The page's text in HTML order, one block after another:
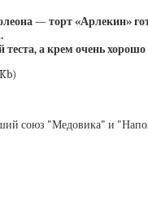
— торт «Арлекин»
а крем очень